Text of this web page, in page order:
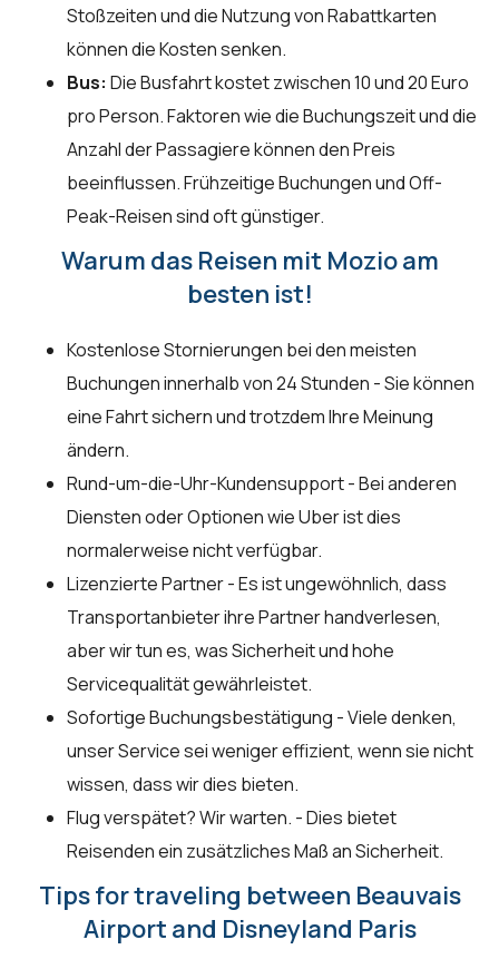
Stoßzeiten und die Nutzung von Rabattkarten
können die Kosten senken.
Bus: Die Busfahrt kostet zwischen 10 und 20 Euro
pro Person. Faktoren wie die Buchungszeit und die
Anzahl der Passagiere können den Preis
beeinflussen. Frühzeitige Buchungen und Off-
Peak-Reisen sind oft günstiger.
Warum das Reisen mit Mozio am
besten ist!
Kostenlose Stornierungen bei den meisten
Buchungen innerhalb von 24 Stunden - Sie können
eine Fahrt sichern und trotzdem Ihre Meinung
ändern.
Rund-um-die-Uhr-Kundensupport - Bei anderen
Diensten oder Optionen wie Uber ist dies
normalerweise nicht verfügbar.
Lizenzierte Partner - Es ist ungewöhnlich, dass
Transportanbieter ihre Partner handverlesen,
aber wir tun es, was Sicherheit und hohe
Servicequalität gewährleistet.
Sofortige Buchungsbestätigung - Viele denken,
unser Service sei weniger effizient, wenn sie nicht
wissen, dass wir dies bieten.
Flug verspätet? Wir warten. - Dies bietet
Reisenden ein zusätzliches Maß an Sicherheit.
Tips for traveling between Beauvais
Airport and Disneyland Paris